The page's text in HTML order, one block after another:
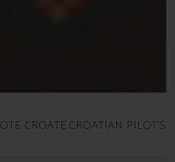
CROATE.CROATIAN PILOT'S